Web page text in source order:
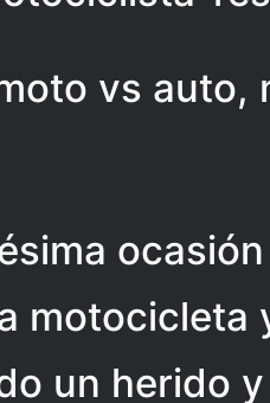
vs auto,
motocicleta
un herido